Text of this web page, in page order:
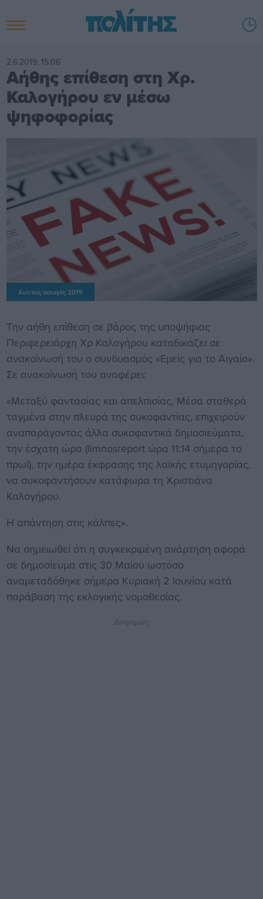
2.6.2019, 15:06
Αήθης επίθεση στη Χρ.
Καλογήρου εν μέσω
ψηφοφορίας
Αυτ/κες εκλογές 2019
Την αήθη επίθεση σε βάρος της υποψήφιας
Περιφερειάρχη Χρ Καλογήρου καταδικάζει σε
ανακοίνωσή του ο συνδυασμός «Εμείς για το Αιγαίο».
Σε ανακοίνωσή του αναφέρει:
«Μεταξύ φαντασίας και απελπισίας, Μέσα σταθερά
ταγμένα στην πλευρά της συκοφαντίας, επιχειρούν
αναπαράγοντας άλλα συκοφαντικά δημοσιεύματα,
την έσχατη ώρα (limnosreport ώρα 11:14 σήμερα το
πρωί), την ημέρα έκφρασης της λαϊκής ετυμηγορίας,
να συκοφαντήσουν κατάφωρα τη Χριστιάνα
Καλογήρου.
Η απάντηση στις κάλπες».
Να σημειωθεί ότι η συγκεκριμένη ανάρτηση αφορά
σε δημοσίευμα στις 30 Μαίου ωστόσο
αναμεταδόθηκε σήμερα Κυριακή 2 Ιουνίου κατά
παράβαση της εκλογικής νομοθεσίας.
Διαφήμιση